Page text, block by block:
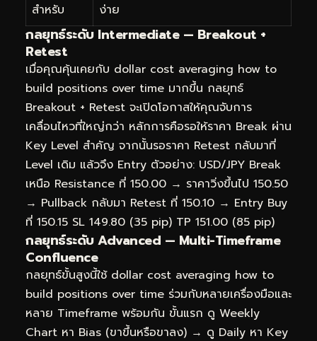
สำหรับ
ง่าย
กลยุทธ์ระดับ Intermediate — Breakout +
Retest
เมื่อคุณคุ้นเคยกับ dollar cost averaging how to
build positions over time มากขึ้น กลยุทธ์
Breakout + Retest จะเปิดโอกาสให้คุณจับการ
เคลื่อนไหวที่ใหญ่กว่า หลักการคือรอให้ราคา Break ผ่าน
Key Level สำคัญ จากนั้นรอราคา Retest กลับมาที่
Level เดิม แล้วจึง Entry ตัวอย่าง: USD/JPY Break
เหนือ Resistance ที่ 150.00 → ราคาวิ่งขึ้นไป 150.50
→ Pullback กลับมา Retest ที่ 150.10 → Entry Buy
ที่ 150.15 SL 149.80 (35 pip) TP 151.00 (85 pip)
กลยุทธ์ระดับ Advanced — Multi-Timeframe
Confluence
กลยุทธ์ขั้นสูงนี้ใช้ dollar cost averaging how to
build positions over time ร่วมกับหลายเครื่องมือและ
หลาย Timeframe พร้อมกัน ขั้นแรก ดู Weekly
Chart หา Bias (ขาขึ้นหรือขาลง) → ดู Daily หา Key